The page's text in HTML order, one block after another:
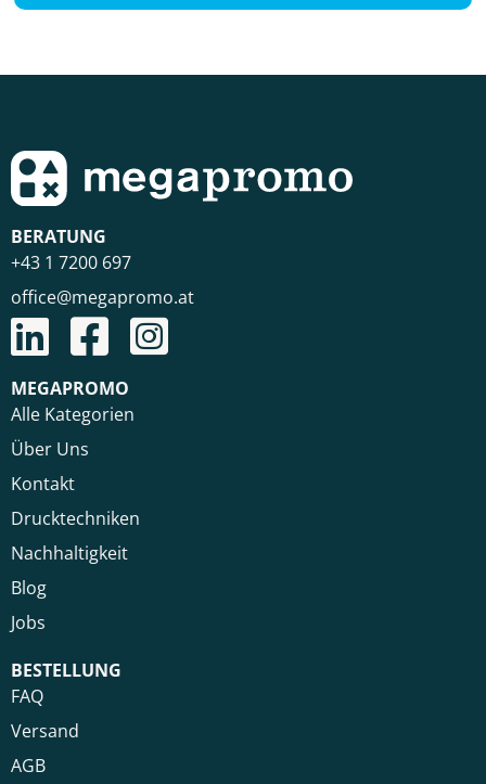
BERATUNG
+43 1 7200 697
office@megapromo.at
MEGAPROMO
Alle Kategorien
Über Uns
Kontakt
Drucktechniken
Nachhaltigkeit
Blog
Jobs
BESTELLUNG
FAQ
Versand
AGB